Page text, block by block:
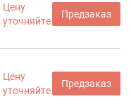
Цену
уточняйте
Предзаказ
Цену
уточняйте
Предзаказ